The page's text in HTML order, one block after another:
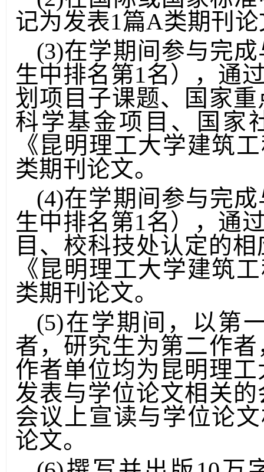
(2)在国际或国家标
记为发表1篇A类期刊
(3)在学期间参与完
生中排名第1名），通
划项目子课题、国家
科学基金项目、国家
《昆明理工大学建筑
类期刊论文。
(4)在学期间参与完
生中排名第1名），通
目、校科技处认定的
《昆明理工大学建筑
类期刊论文。
(5)在学期间，以第
者，研究生为第二作
作者单位均为昆明理
发表与学位论文相关
会议上宣读与学位论
论文。